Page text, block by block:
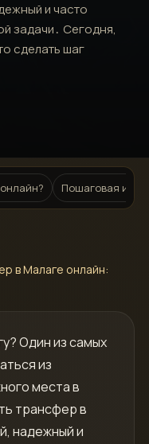
и часто
задачи․ Сегодня,
сделать шаг
Пошаговая
в Малаге онлайн:
Один из самых
из
места в
трансфер в
надежный и